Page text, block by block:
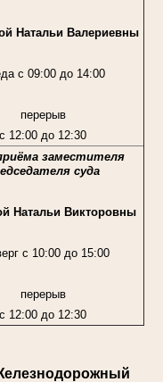
Натальи Валериевны
с 09:00 до 14:00
перерыв
с 12:00 до 12:30
заместителя
суда
Натальи Викторовны
с 10:00 до 15:00
перерыв
с 12:00 до 12:30